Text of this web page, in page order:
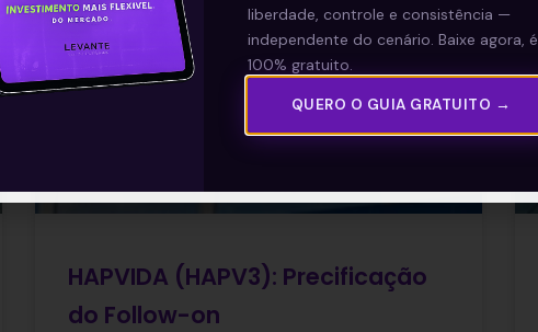
HAPVIDA (HAPV3): Precificação
do Follow-on
liberdade, controle e consistência —
independente do cenário. Baixe agora, é
100% gratuito.
QUERO O GUIA GRATUITO →